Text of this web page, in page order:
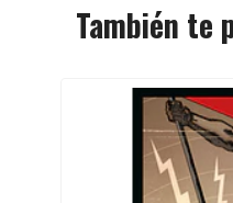
También te